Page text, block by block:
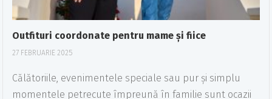
Outfituri coordonate pentru mame și fiice
27 FEBRUARIE 2025
Călătoriile, evenimentele speciale sau pur și simplu
momentele petrecute împreună în familie sunt ocazii